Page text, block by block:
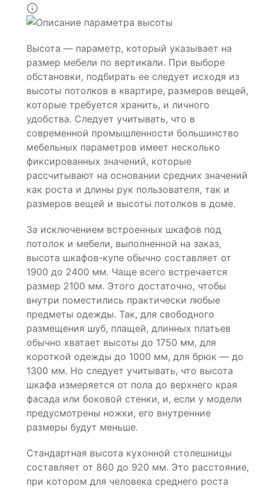
Высота — параметр, который указывает на
размер мебели по вертикали. При выборе
обстановки, подбирать ее следует исходя из
высоты потолков в квартире, размеров вещей,
которые требуется хранить, и личного
удобства. Следует учитывать, что в
современной промышленности большинство
мебельных параметров имеет несколько
фиксированных значений, которые
рассчитывают на основании средних значений
как роста и длины рук пользователя, так и
размеров вещей и высоты потолков в доме.
За исключением встроенных шкафов под
потолок и мебели, выполненной на заказ,
высота шкафов-купе обычно составляет от
1900 до 2400 мм. Чаще всего встречается
размер 2100 мм. Этого достаточно, чтобы
внутри поместились практически любые
предметы одежды. Так, для свободного
размещения шуб, плащей, длинных платьев
обычно хватает высоты до 1750 мм, для
короткой одежды до 1000 мм, для брюк — до
1300 мм. Но следует учитывать, что высота
шкафа измеряется от пола до верхнего края
фасада или боковой стенки, и, если у модели
предусмотрены ножки, его внутренние
размеры будут меньше.
Стандартная высота кухонной столешницы
составляет от 860 до 920 мм. Это расстояние,
при котором для человека среднего роста